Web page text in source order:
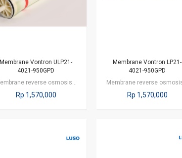
Membrane Vontron ULP21-
4021-950GPD
Membrane reverse osmosis dengan kapasitas 950 gpd atau 3610 liter per hari. Air…
Rp 1,570,000
Membrane Vontron LP21-
4021-950GPD
Rp 1,570,000